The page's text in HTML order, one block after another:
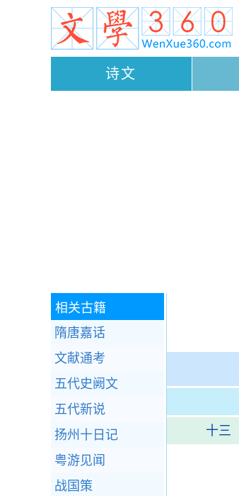
诗文
十三
相关古籍
隋唐嘉话
文献通考
五代史阙文
五代新说
扬州十日记
粤游见闻
战国策